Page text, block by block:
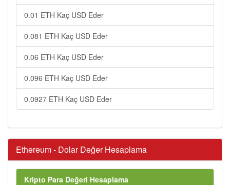
0.01 ETH Kaç USD Eder
0.081 ETH Kaç USD Eder
0.06 ETH Kaç USD Eder
0.096 ETH Kaç USD Eder
0.0927 ETH Kaç USD Eder
Ethereum - Dolar Değer Hesaplama
Kripto Para Değeri Hesaplama